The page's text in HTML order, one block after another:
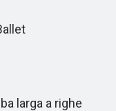
larga a righe